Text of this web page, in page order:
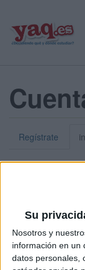
Su
Nosotros y
información en un
datos personales,
Regístrate
Puedes iniciar
dirección de
Contraseña:*